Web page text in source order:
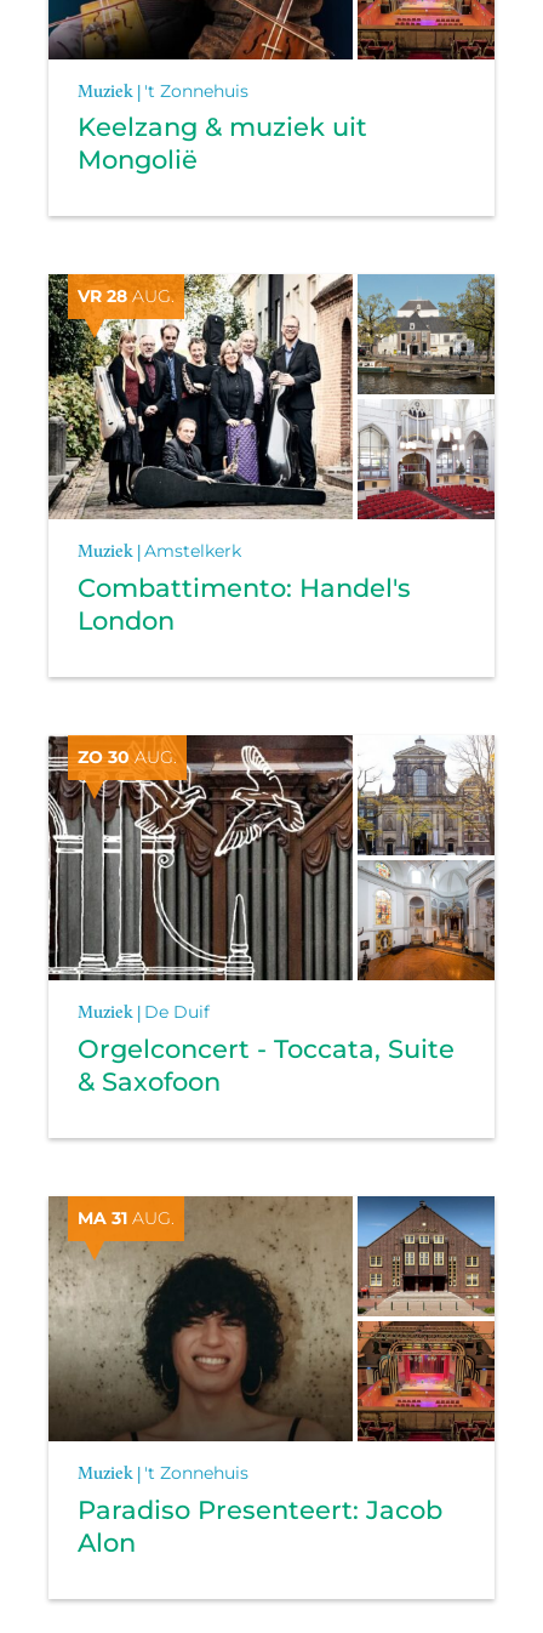
Muziek | 't Zonnehuis
Keelzang & muziek uit
Mongolië
VR 28 AUG.
Muziek |Amstelkerk
Combattimento: Handel's
London
ZO 30 AUG.
Muziek | De Duif
Orgelconcert - Toccata, Suite
& Saxofoon
MA 31 AUG.
Muziek | 't Zonnehuis
Paradiso Presenteert: Jacob
Alon